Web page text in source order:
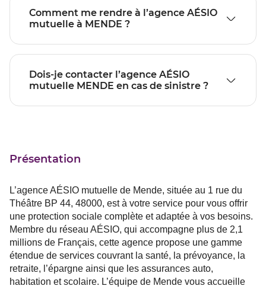
Comment me rendre à l’agence AÉSIO
mutuelle à MENDE ?
Dois-je contacter l’agence AÉSIO
mutuelle MENDE en cas de sinistre ?
Présentation
L’agence AÉSIO mutuelle de Mende, située au 1 rue du
Théâtre BP 44, 48000, est à votre service pour vous offrir
une protection sociale complète et adaptée à vos besoins.
Membre du réseau AÉSIO, qui accompagne plus de 2,1
millions de Français, cette agence propose une gamme
étendue de services couvrant la santé, la prévoyance, la
retraite, l’épargne ainsi que les assurances auto,
habitation et scolaire. L’équipe de Mende vous accueille